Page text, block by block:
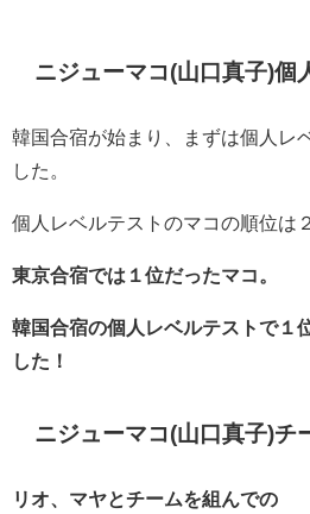
ニジューマコ(山口真子)個
韓国合宿が始まり、まずは個人レ
した。
個人レベルテストのマコの順位は
東京合宿では１位だったマコ。
韓国合宿の個人レベルテストで１
した！
ニジューマコ(山口真子)チ
リオ、マヤとチームを組んでの